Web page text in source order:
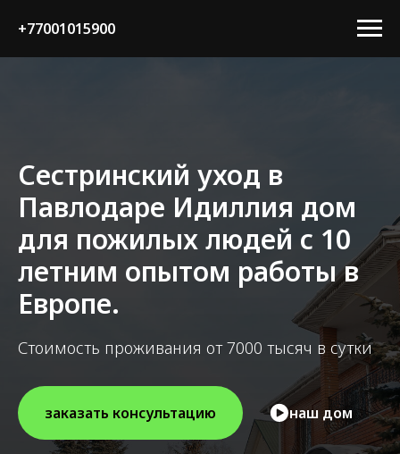
+77001015900
Сестринский уход в
Павлодаре Идиллия дом
для пожилых людей с 10
летним опытом работы в
Европе.
Стоимость проживания от 7000 тысяч в сутки
заказать консультацию наш дом